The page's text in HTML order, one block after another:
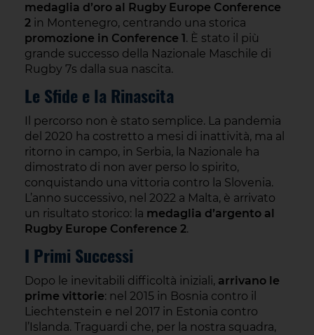
medaglia d’oro al Rugby Europe Conference
2 in Montenegro, centrando una storica
promozione in Conference 1 . È stato il più
grande successo della Nazionale Maschile di
Rugby 7s dalla sua nascita.
Le Sfide e la Rinascita
Il percorso non è stato semplice. La pandemia
del 2020 ha costretto a mesi di inattività, ma al
ritorno in campo, in Serbia, la Nazionale ha
dimostrato di non aver perso lo spirito,
conquistando una vittoria contro la Slovenia.
L’anno successivo, nel 2022 a Malta, è arrivato
un risultato storico: la medaglia d’argento al
Rugby Europe Conference 2.
I Primi Successi
Dopo le inevitabili difficoltà iniziali, arrivano le
prime vittorie: nel 2015 in Bosnia contro il
Liechtenstein e nel 2017 in Estonia contro
l’Islanda. Traguardi che, per la nostra squadra,